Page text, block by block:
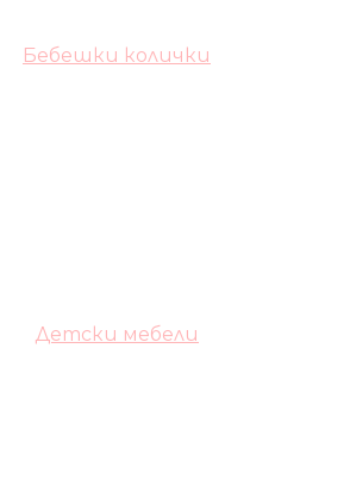
Бебешки колички
Детски мебели